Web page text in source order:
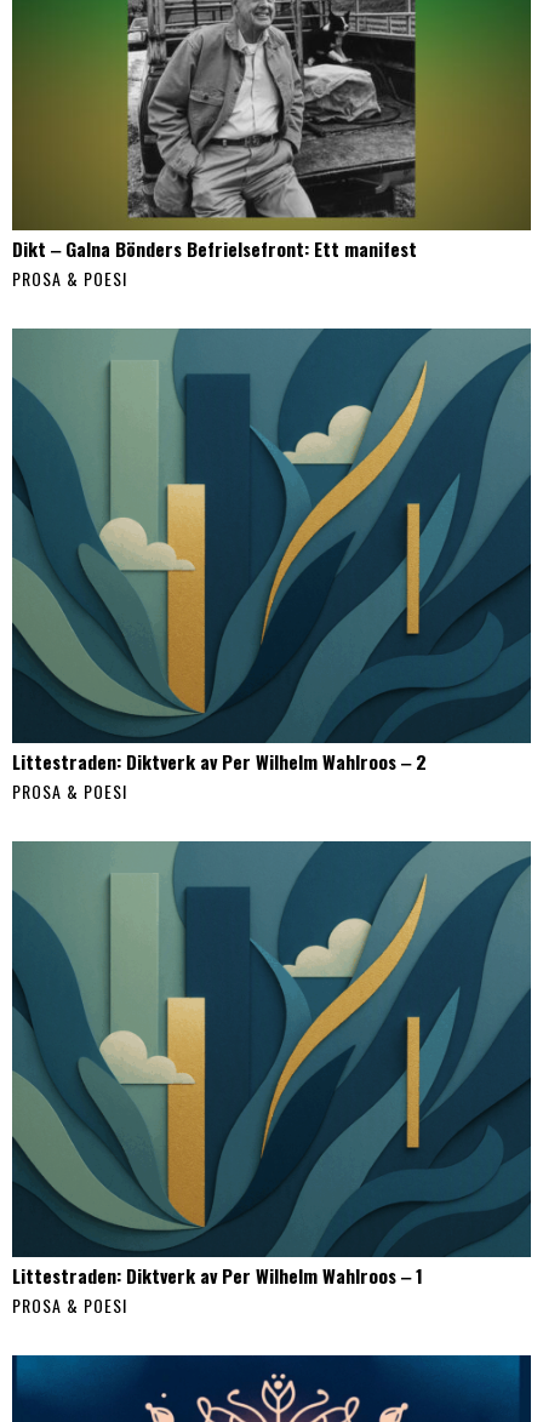
Dikt ‒ Galna Bönders Befrielsefront: Ett manifest
PROSA & POESI
Littestraden: Diktverk av Per Wilhelm Wahlroos ‒ 2
PROSA & POESI
Littestraden: Diktverk av Per Wilhelm Wahlroos ‒ 1
PROSA & POESI